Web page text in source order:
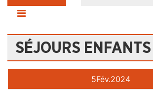
SÉJOURS ENFANTS
5Fév.2024